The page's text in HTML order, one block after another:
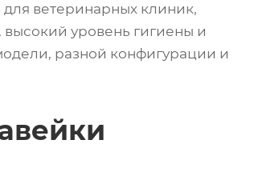
ветеринарных клиник,
уровень гигиены и
разной конфигурации и